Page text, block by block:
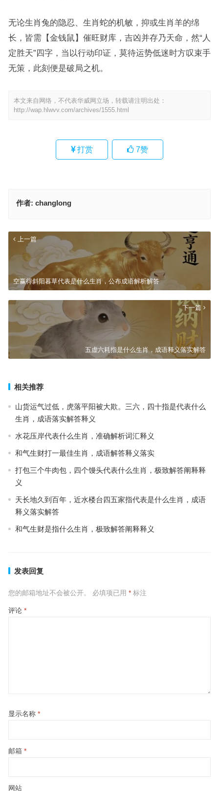
无论生肖兔的隐忍、生肖蛇的机敏，抑或生肖羊的绵
长，皆需【金钱鼠】催旺财库，吉凶并存乃天命，然“人
定胜天”四字，当以行动印证，莫待运势低迷时方叹束手
无策，此刻便是破局之机。
本文来自网络，不代表华威网立场，转载请注明出处：
http://wap.hlwvv.com/archives/1555.html
打赏 7赞
作者: changlong
上一篇
空赢得斜阳暮草代表是什么生肖，公布成语解析解答
下一篇
五虚六耗指是什么生肖，成语释义落实解答
相关推荐
山货运气过低，虎落平阳被大欺。三六，四十指是代表什么
生肖，成语落实解答释义
水花压岸代表什么生肖，准确解析词汇释义
和气生财打一最佳生肖，成语解答释义落实
打包三个牛肉包，四个馒头代表什么生肖，极致解答阐释释
义
天长地久到百年，近水楼台四五家指代表是什么生肖，成语
释义落实解答
和气生财是指什么生肖，极致解答阐释释义
发表回复
您的邮箱地址不会被公开。 必填项已用 *标注
评论 *
显示名称 *
邮箱 *
网站